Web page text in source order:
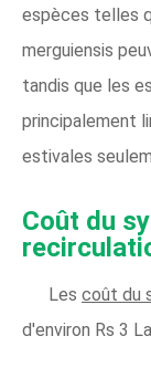
espèces telles
merguiensis
tandis que les
principalement
estivales
Coût du
Les coût du
d'environ Rs 3